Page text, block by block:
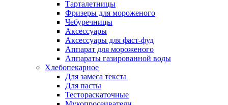
Тарталетницы
Фризеры для мороженого
Чебуречницы
Аксессуары
Аксессуары для фаст-фуд
Аппарат для мороженого
Аппараты газированной воды
Хлебопекарное
Для замеса текста
Для пасты
Тестораскаточные